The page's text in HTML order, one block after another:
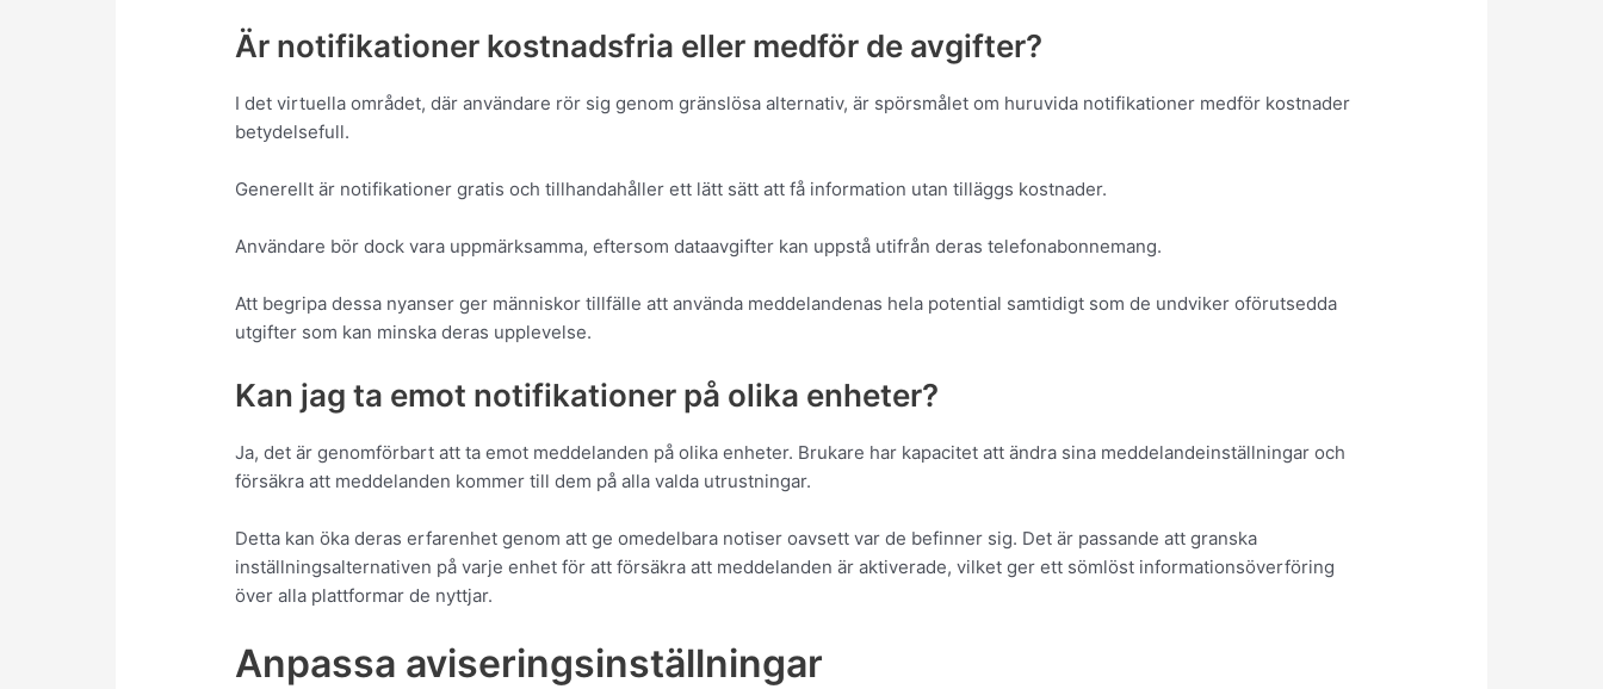
Är notifikationer kostnadsfria eller medför de avgifter?
I det virtuella området, där användare rör sig genom gränslösa alternativ, är spörsmålet om huruvida notifikationer medför kostnader
betydelsefull.
Generellt är notifikationer gratis och tillhandahåller ett lätt sätt att få information utan tilläggs kostnader.
Användare bör dock vara uppmärksamma, eftersom dataavgifter kan uppstå utifrån deras telefonabonnemang.
Att begripa dessa nyanser ger människor tillfälle att använda meddelandenas hela potential samtidigt som de undviker oförutsedda
utgifter som kan minska deras upplevelse.
Kan jag ta emot notifikationer på olika enheter?
Ja, det är genomförbart att ta emot meddelanden på olika enheter. Brukare har kapacitet att ändra sina meddelandeinställningar och
försäkra att meddelanden kommer till dem på alla valda utrustningar.
Detta kan öka deras erfarenhet genom att ge omedelbara notiser oavsett var de befinner sig. Det är passande att granska
inställningsalternativen på varje enhet för att försäkra att meddelanden är aktiverade, vilket ger ett sömlöst informationsöverföring
över alla plattformar de nyttjar.
Anpassa aviseringsinställningar